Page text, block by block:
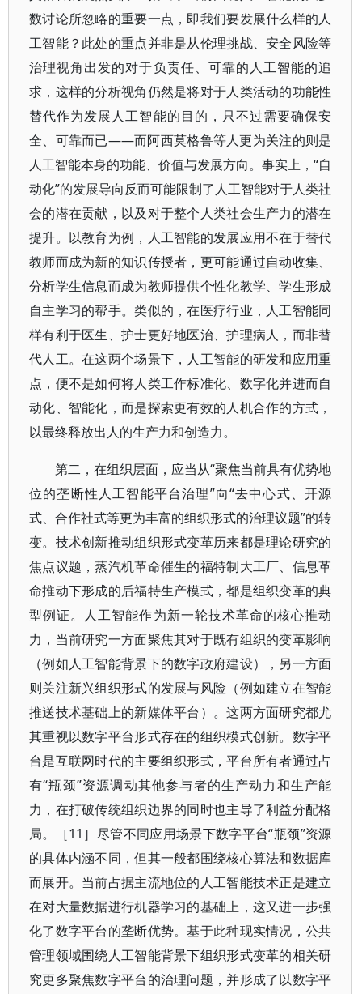
数讨论所忽略的重要一点，即我们要发展什么样的人
工智能？此处的重点并非是从伦理挑战、安全风险等
治理视角出发的对于负责任、可靠的人工智能的追
求，这样的分析视角仍然是将对于人类活动的功能性
替代作为发展人工智能的目的，只不过需要确保安
全、可靠而已——而阿西莫格鲁等人更为关注的则是
人工智能本身的功能、价值与发展方向。事实上，“自
动化”的发展导向反而可能限制了人工智能对于人类社
会的潜在贡献，以及对于整个人类社会生产力的潜在
提升。以教育为例，人工智能的发展应用不在于替代
教师而成为新的知识传授者，更可能通过自动收集、
分析学生信息而成为教师提供个性化教学、学生形成
自主学习的帮手。类似的，在医疗行业，人工智能同
样有利于医生、护士更好地医治、护理病人，而非替
代人工。在这两个场景下，人工智能的研发和应用重
点，便不是如何将人类工作标准化、数字化并进而自
动化、智能化，而是探索更有效的人机合作的方式，
以最终释放出人的生产力和创造力。
第二，在组织层面，应当从“聚焦当前具有优势地
位的垄断性人工智能平台治理”向“去中心式、开源
式、合作社式等更为丰富的组织形式的治理议题”的转
变。技术创新推动组织形式变革历来都是理论研究的
焦点议题，蒸汽机革命催生的福特制大工厂、信息革
命推动下形成的后福特生产模式，都是组织变革的典
型例证。人工智能作为新一轮技术革命的核心推动
力，当前研究一方面聚焦其对于既有组织的变革影响
（例如人工智能背景下的数字政府建设），另一方面
则关注新兴组织形式的发展与风险（例如建立在智能
推送技术基础上的新媒体平台）。这两方面研究都尤
其重视以数字平台形式存在的组织模式创新。数字平
台是互联网时代的主要组织形式，平台所有者通过占
有“瓶颈”资源调动其他参与者的生产动力和生产能
力，在打破传统组织边界的同时也主导了利益分配格
局。［11］尽管不同应用场景下数字平台“瓶颈”资源
的具体内涵不同，但其一般都围绕核心算法和数据库
而展开。当前占据主流地位的人工智能技术正是建立
在对大量数据进行机器学习的基础上，这又进一步强
化了数字平台的垄断优势。基于此种现实情况，公共
管理领域围绕人工智能背景下组织形式变革的相关研
究更多聚焦数字平台的治理问题，并形成了以数字平